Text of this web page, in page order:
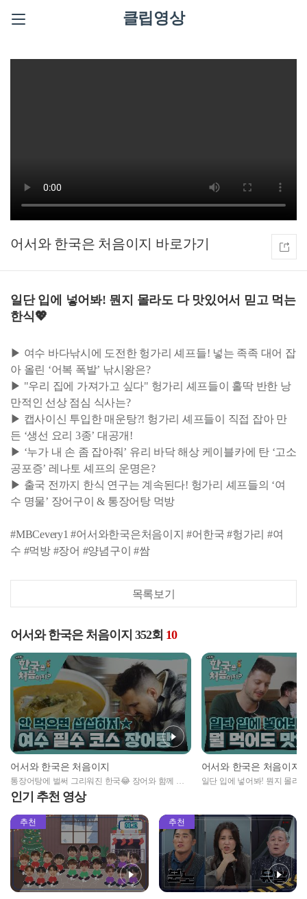
클립영상
어서와 한국은 처음이지
일단 입에 넣어봐! 뭔지 몰라도 다 맛있어서 믿고 먹는
한식💖
▶ 여수 바다낚시에 도전한 헝가리 셰프들! 넣는 족족 대어 잡
아 올린 ‘어복 폭발’ 낚시왕은?
▶ "우리 집에 가져가고 싶다" 헝가리 셰프들이 홀딱 반한 낭
만적인 선상 점심 식사는?
▶ 캡사이신 투입한 매운탕?! 헝가리 셰프들이 직접 잡아 만
든 ‘생선 요리 3종’ 대공개!
▶ ‘누가 내 손 좀 잡아줘’ 유리 바닥 해상 케이블카에 탄 ‘고소
공포증’ 레나토 셰프의 운명은?
▶ 출국 전까지 한식 연구는 계속된다! 헝가리 셰프들의 ‘여
수 명물’ 장어구이 & 통장어탕 먹방
#MBCevery1 #어서와한국은처음이지 #어한국 #헝가리 #여
수 #먹방 #장어 #양념구이 #쌈
목록보기
어서와 한국은 처음이지 352회 10
어서와 한국은 처음이지
통장어탕에 벌써 그리워진 한국😂 장어와 함께 마
무리한 한국 여행✨
어서와 한국은 처음이지
일단 입에 넣어봐! 뭔지 몰라
인기 추천 영상
추천 추천